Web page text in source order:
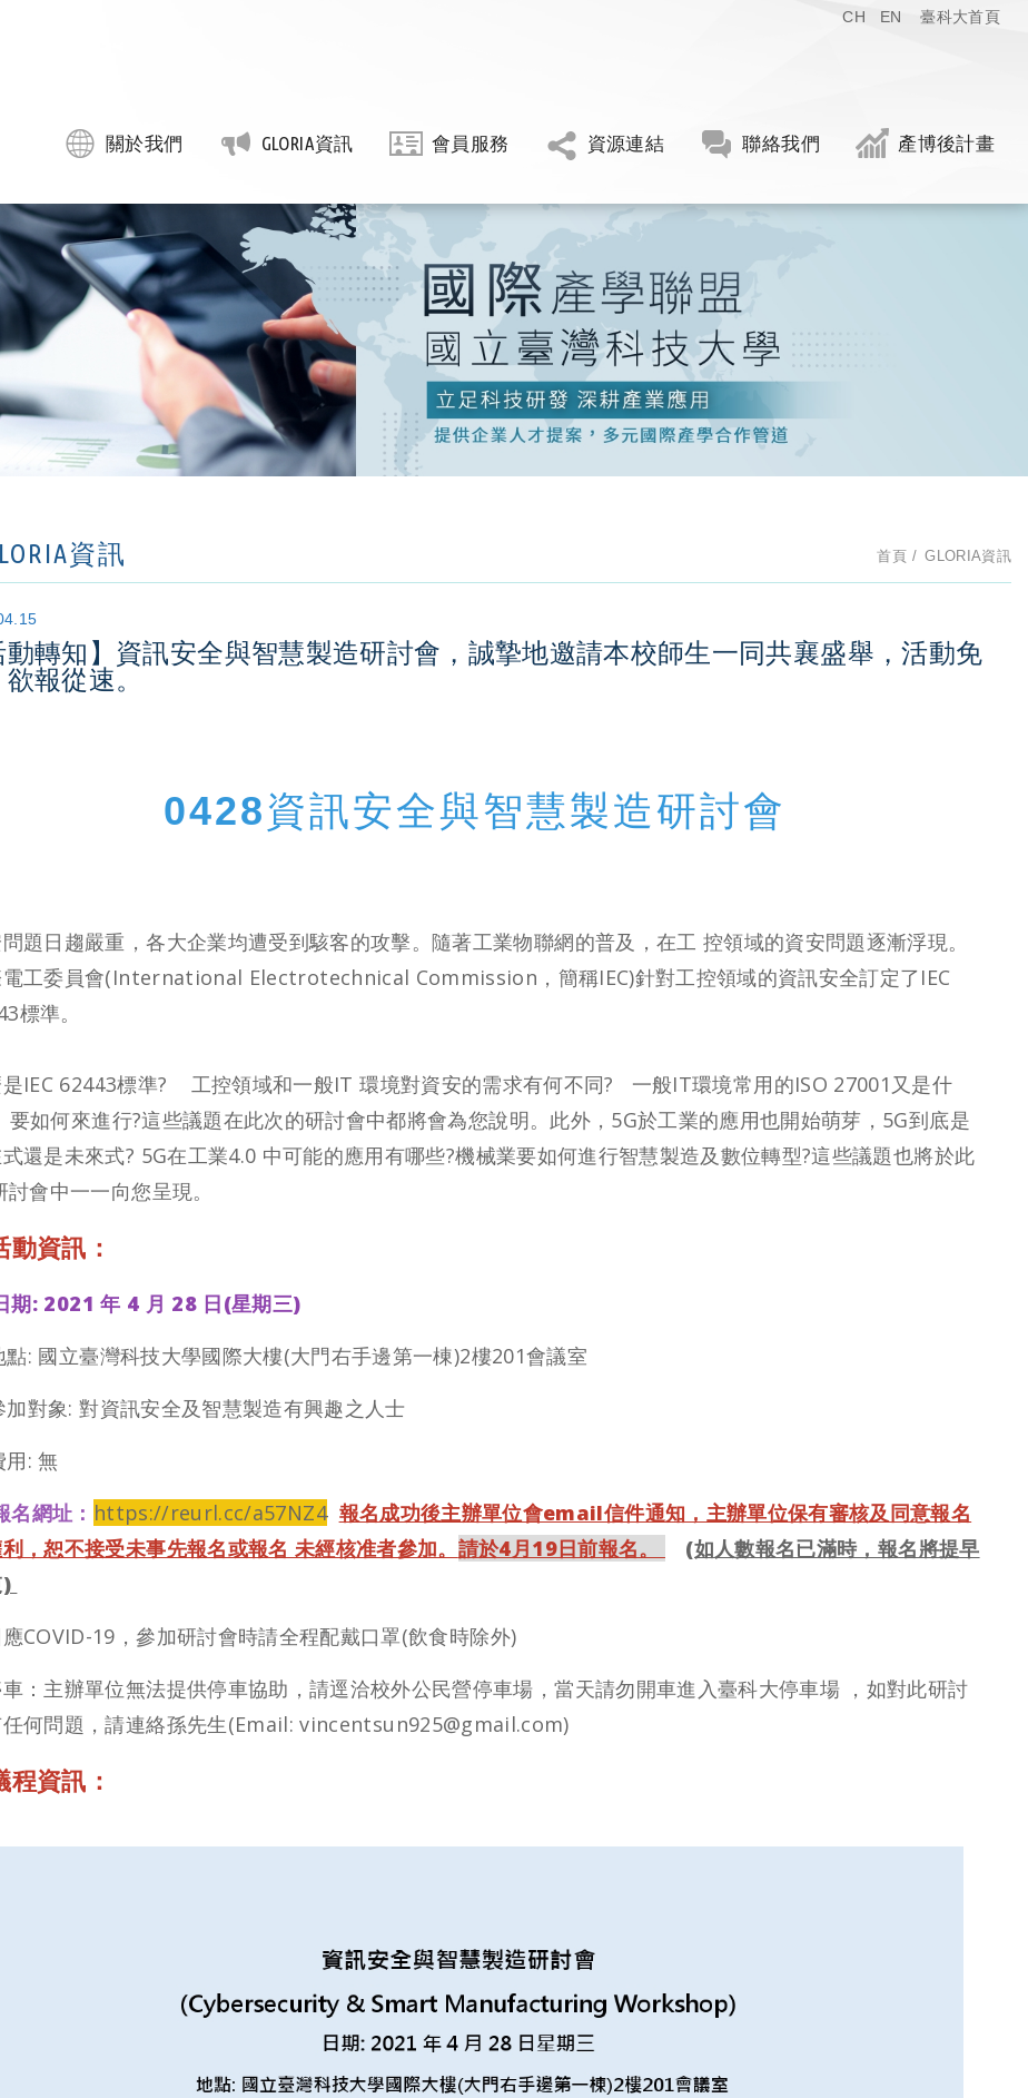
CH EN 臺科大首頁
關於我們 GLORIA資訊 會員服務 資源連結 聯絡我們 產博後計畫
資訊 首頁 GLORIA資訊
動轉知】資訊安全與智慧製造研討會，誠摯地邀請本校師生一同共襄盛舉，活動免
報從速。
0428資訊安全與智慧製造研討會
題日趨嚴重，各大企業均遭受到駭客的攻擊。隨著工業物聯網的普及，在工 控領域的資安問題逐漸浮現。
電工委員會(International Electrotechnical Commission，簡稱IEC)針對工控領域的資訊安全訂定了IEC
標準。
IEC 62443標準? 工控領域和一般IT 環境對資安的需求有何不同? 一般IT環境常用的ISO 27001又是什
如何來進行?這些議題在此次的研討會中都將會為您說明。此外，5G於工業的應用也開始萌芽，5G到底是
還是未來式? 5G在工業4.0 中可能的應用有哪些?機械業要如何進行智慧製造及數位轉型?這些議題也將於此
討會中一一向您呈現。
資訊：
期: 2021 年 4 月 28 日(星期三)
點: 國立臺灣科技大學國際大樓(大門右手邊第一棟)2樓201會議室
加對象: 對資訊安全及智慧製造有興趣之人士
用: 無
名網址： https://reurl.cc/a57NZ4 報名成功後主辦單位會email信件通知，主辦單位保有審核及同意報名
，恕不接受未事先報名或報名 未經核准者參加。 請於4月19日前報名。
(如人數報名已滿時，報名將提早
COVID-19，參加研討會時請全程配戴口罩(飲食時除外)
：主辦單位無法提供停車協助，請逕洽校外公民營停車場，當天請勿開車進入臺科大停車場 ， 如對此研討
何問題，請連絡孫先生(Email: vincentsun925@gmail.com)
資訊：